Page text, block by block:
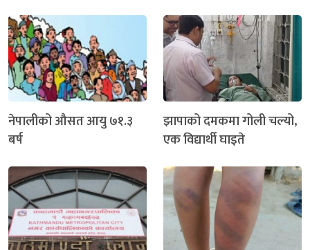
नेपालीको औसत आयु ७१.३
बर्ष
झापाको दमकमा गोली चल्यो,
एक विद्यार्थी घाइते